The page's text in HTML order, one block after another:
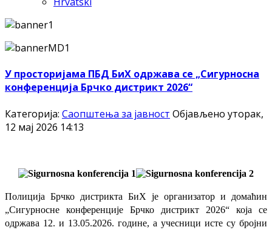
У просторијама ПБД БиХ одржава се „Сигурносна
конференција Брчко дистрикт 2026“
Категорија: Саопштења за јавност Објављено уторак,
12 мај 2026 14:13
Полиција Брчко дистрикта БиХ је организатор и домаћин
„Сигурносне конференције Брчко дистрикт 2026“ која се
одржава 12. и 13.05.2026. године, а учесници исте су бројни